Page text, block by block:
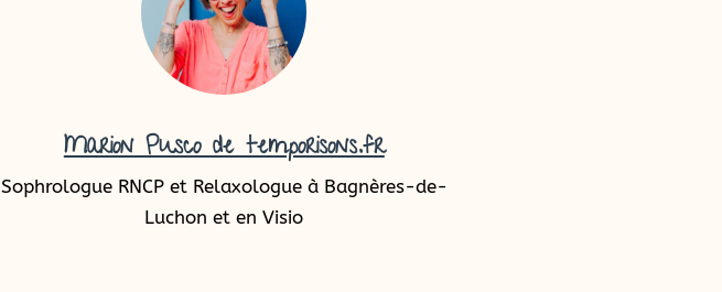
Marion Pusco de temporisons.fr
Sophrologue RNCP et Relaxologue à Bagnères-de-
Luchon et en Visio